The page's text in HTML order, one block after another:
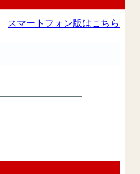
スマートフォン版はこちら